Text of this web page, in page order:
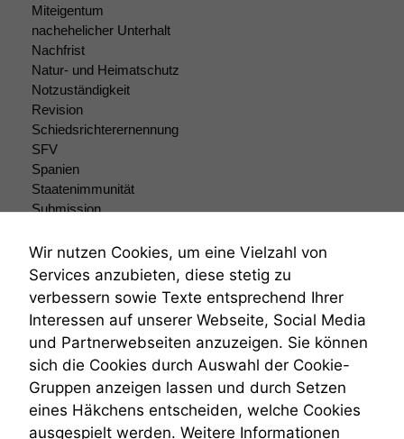
Miteigentum
nachehelicher Unterhalt
Nachfrist
Natur- und Heimatschutz
Notzuständigkeit
Revision
Schiedsrichterernennung
SFV
Spanien
Staatenimmunität
Submission
Teilungsklage
Venezuela
VRK
Wiederherstellungsanordnung
Zivilprozessordnung
ZPO
Zustellfiktion
Zuständigkeit
Öffentliches Personalrecht
Öffentlichkeitsprinzip
Wir nutzen Cookies, um eine Vielzahl von
Services anzubieten, diese stetig zu
verbessern sowie Texte entsprechend Ihrer
Interessen auf unserer Webseite, Social Media
und Partnerwebseiten anzuzeigen. Sie können
sich die Cookies durch Auswahl der Cookie-
Gruppen anzeigen lassen und durch Setzen
eines Häkchens entscheiden, welche Cookies
ausgespielt werden. Weitere Informationen